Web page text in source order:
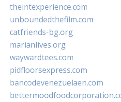
theintexperience.com
unboundedthefilm.com
catfriends-bg.org
marianlives.org
waywardtees.com
pidfloorsexpress.com
bancodevenezuelaen.com